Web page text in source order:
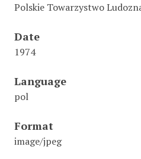
Polskie Towarzystwo
Date
1974
Language
pol
Format
image/jpeg